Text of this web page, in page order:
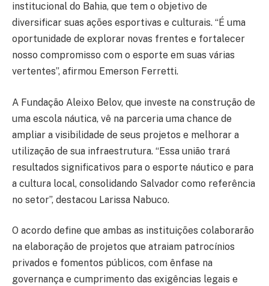
institucional do Bahia, que tem o objetivo de
diversificar suas ações esportivas e culturais. “É uma
oportunidade de explorar novas frentes e fortalecer
nosso compromisso com o esporte em suas várias
vertentes”, afirmou Emerson Ferretti.
A Fundação Aleixo Belov, que investe na construção de
uma escola náutica, vê na parceria uma chance de
ampliar a visibilidade de seus projetos e melhorar a
utilização de sua infraestrutura. “Essa união trará
resultados significativos para o esporte náutico e para
a cultura local, consolidando Salvador como referência
no setor”, destacou Larissa Nabuco.
O acordo define que ambas as instituições colaborarão
na elaboração de projetos que atraiam patrocínios
privados e fomentos públicos, com ênfase na
governança e cumprimento das exigências legais e